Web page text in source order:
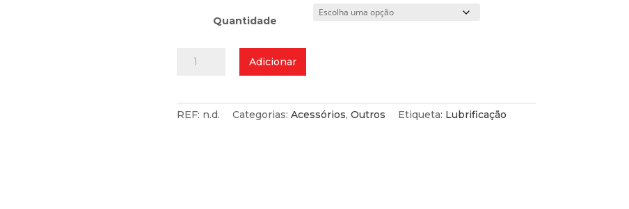
Quantidade
Lubrificação
Adicionar
REF: n.d. Categorias: Acessórios, Outros Etiqueta: Lubrificação